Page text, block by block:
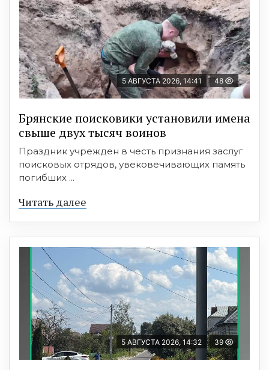
5 АВГУСТА 2026, 14:41 48
Брянские поисковики установили имена
свыше двух тысяч воинов
Праздник учрежден в честь признания заслуг
поисковых отрядов, увековечивающих память
погибших ...
Читать далее
5 АВГУСТА 2026, 14:32 39